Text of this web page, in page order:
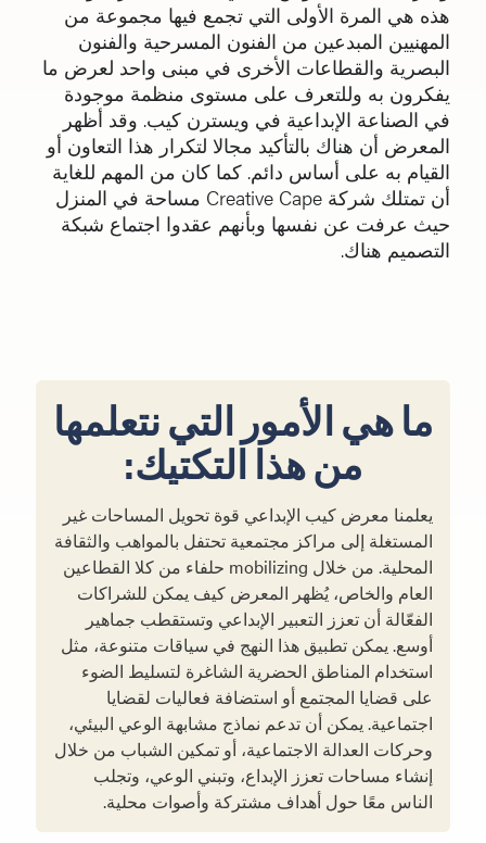
هذه هي المرة الأولى التي تجمع فيها مجموعة من
المهنيين المبدعين من الفنون المسرحية والفنون
البصرية والقطاعات الأخرى في مبنى واحد لعرض ما
يفكرون به وللتعرف على مستوى منظمة موجودة
في الصناعة الإبداعية في ويسترن كيب. وقد أظهر
المعرض أن هناك بالتأكيد مجالا لتكرار هذا التعاون أو
القيام به على أساس دائم. كما كان من المهم للغاية
أن تمتلك شركة Creative Cape مساحة في المنزل
حيث عرفت عن نفسها وبأنهم عقدوا اجتماع شبكة
التصميم هناك.
ما هي الأمور التي نتعلمها
من هذا التكتيك:
يعلمنا معرض كيب الإبداعي قوة تحويل المساحات غير
المستغلة إلى مراكز مجتمعية تحتفل بالمواهب والثقافة
المحلية. من خلال mobilizing حلفاء من كلا القطاعين
العام والخاص، يُظهر المعرض كيف يمكن للشراكات
الفعّالة أن تعزز التعبير الإبداعي وتستقطب جماهير
أوسع. يمكن تطبيق هذا النهج في سياقات متنوعة، مثل
استخدام المناطق الحضرية الشاغرة لتسليط الضوء
على قضايا المجتمع أو استضافة فعاليات لقضايا
اجتماعية. يمكن أن تدعم نماذج مشابهة الوعي البيئي،
وحركات العدالة الاجتماعية، أو تمكين الشباب من خلال
إنشاء مساحات تعزز الإبداع، وتبني الوعي، وتجلب
الناس معًا حول أهداف مشتركة وأصوات محلية.